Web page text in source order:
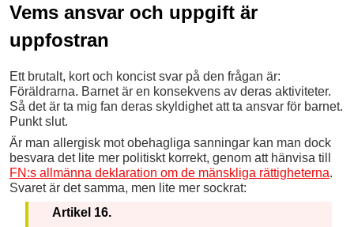
Vems ansvar och uppgift är
uppfostran
Ett brutalt, kort och koncist svar på den frågan är:
Föräldrarna. Barnet är en konsekvens av deras aktiviteter.
Så det är ta mig fan deras skyldighet att ta ansvar för barnet.
Punkt slut.
Är man allergisk mot obehagliga sanningar kan man dock
besvara det lite mer politiskt korrekt, genom att hänvisa till
FN:s allmänna deklaration om de mänskliga rättigheterna.
Svaret är det samma, men lite mer sockrat:
Artikel 16.